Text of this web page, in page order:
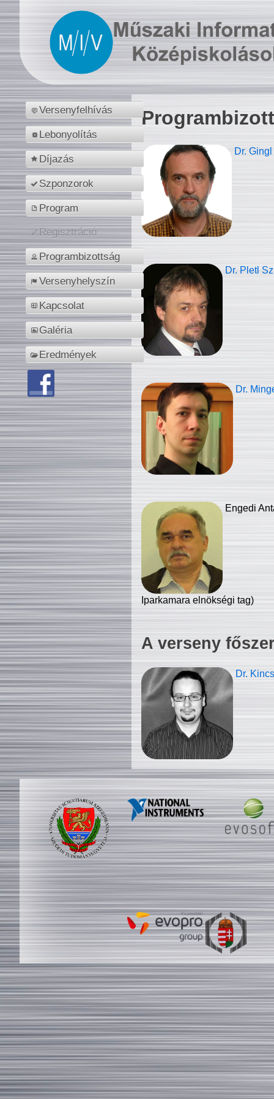
Versenyfelhívás
Lebonyolítás
Díjazás
Szponzorok
Program
Regisztráció
Programbizottság
Versenyhelyszín
Kapcsolat
Galéria
Eredmények
Dr.
Dr. Pletl
Dr.
Engedi
Iparkamara elnökségi tag)
A verseny
Dr.